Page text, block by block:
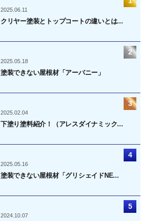
2025.06.11
クリヤー塗装とトップコートの違いとは...
2025.05.18
塗装できない屋根材「アーバニー」
2025.02.04
下塗り塗料紹介！（アレスダイナミック...
2025.05.16
塗装できない屋根材「グリシェイドNE...
2024.10.07